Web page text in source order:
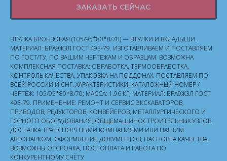
ЗАКАЗАТЬ СЕЙЧАС
ВТУЛКА БРОНЗОВАЯ (105/95*80*8/70) — ВТУЛКИ И ВКЛАДЫШИ.
МАТЕРИАЛ: БРА9Ж3Л ГОСТ 493-79. ИЗГОТАВЛИВАЕМ И ПОСТАВЛЯЕМ
ПО ГОСТ/ТУ, ПО ВАШИМ ЧЕРТЕЖАМ И ОБРАЗЦАМ. ВОЗМОЖНА
КОМПЛЕКСНАЯ ПОСТАВКА: ОБРАБОТКА, ТЕРМООБРАБОТКА,
КОНТРОЛЬ КАЧЕСТВА, УПАКОВКА НА ПОДДОНАХ. ПОСТАВЛЯЕМ ПО
ВСЕЙ РОССИИ И СНГ. ХАРАКТЕРИСТИКИ: КАТАЛОЖНЫЙ НОМЕР /
ЧЕРТЁЖ: 105/95*80*8/70; МАССА: 1.96 КГ; МАТЕРИАЛ: БРА9Ж3Л ГОСТ
493-79. ПРИМЕНЕНИЕ: РЕМОНТ И СЕРВИС ЭКСКАВАТОРОВ,
ПРИВОДОВ, РЕДУКТОРОВ, КОНВЕЙЕРОВ, МЕТАЛЛУРГИЧЕСКОГО И
ГОРНОГО ОБОРУДОВАНИЯ, ОБЩЕМАШИНОСТРОИТЕЛЬНЫХ УЗЛОВ.
ДОСТАВКА ТРАНСПОРТНЫМИ КОМПАНИЯМИ ИЛИ НАШИМ
АВТОПАРКОМ, ОФОРМЛЕНИЕ ДОКУМЕНТОВ, ПАСПОРТА КАЧЕСТВА.
ВОЗМОЖНЫ ОТСРОЧКА, ПОСТОПЛАТА И РАБОТА ПО
КОНКУРЕНТНОМУ СЧЁТУ.